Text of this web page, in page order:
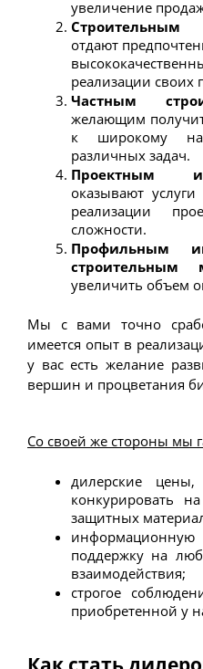
увеличение
Строительным
отдают
реализации своих
Частным
желающим
к широкому
различных задач.
Проектным
оказывают
реализации
сложности.
Профильным
строительным
увеличить объем
Мы с вами точно
имеется опыт в
у вас есть желание
вершин и процветания
Со своей же стороны мы
дилерские
конкурировать
защитных
поддержку на
взаимодействия;
строгое
приобретенной у